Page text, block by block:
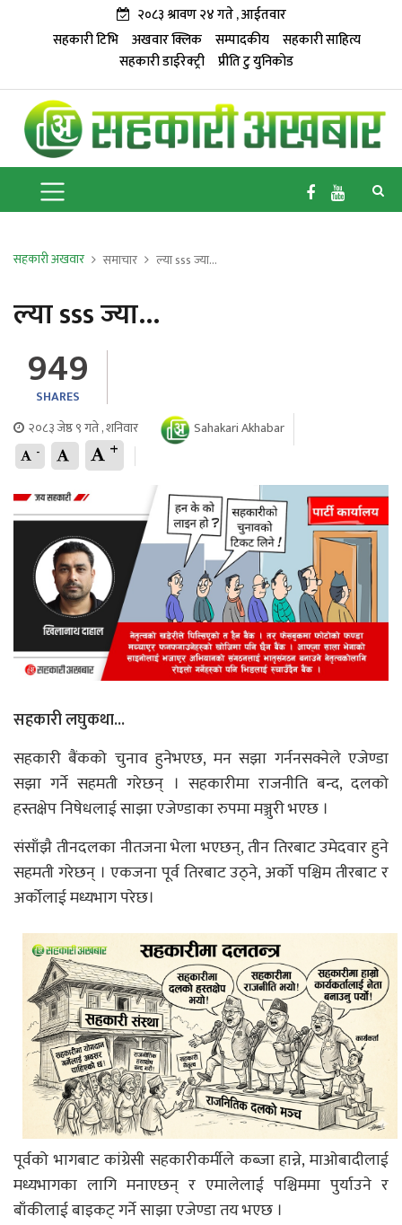
२०८३ श्रावण २४ गते , आईतवार
सहकारी टिभि
अखवार क्लिक सम्पादकीय
सहकारी साहित्य
सहकारी डाईरेक्ट्री प्रीति टु युनिकोड
सहकारी अखवार समाचार ल्या sss ज्या...
ल्या sss ज्या...
949
SHARES
२०८३ जेष्ठ ९ गते , शनिवार
Sahakari Akhabar
- +
सहकारी लघुकथा...
सहकारी बैंकको चुनाव हुनेभएछ, मन सझा गर्ननसक्नेले एजेण्डा
सझा गर्ने सहमती गरेछन् । सहकारीमा राजनीति बन्द, दलको
हस्तक्षेप निषेधलाई साझा एजेण्डाका रुपमा मञ्जुरी भएछ ।
संसाँझै तीनदलका नीतजना भेला भएछन्, तीन तिरबाट उमेदवार हुने
सहमती गरेछन् । एकजना पूर्व तिरबाट उठ्ने, अर्को पश्चिम तीरबाट र
अर्कोलाई मध्यभाग परेछ।
पूर्वको भागबाट कांग्रेसी सहकारीकर्मीले कब्जा हान्ने, माओबादीलाई
मध्यभागका लागि मनाएछन् र एमालेलाई पश्चिममा पुर्याउने र
बाँकीलाई बाइकट् गर्ने साझा एजेण्डा तय भएछ ।